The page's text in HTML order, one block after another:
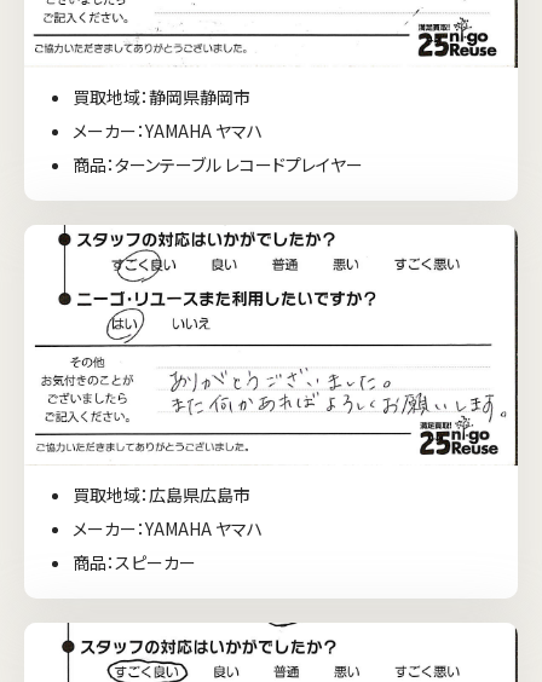
買取地域：静岡県静岡市
メーカー：YAMAHA ヤマハ
商品：ターンテーブル レコードプレイヤー
買取地域：広島県広島市
メーカー：YAMAHA ヤマハ
商品：スピーカー